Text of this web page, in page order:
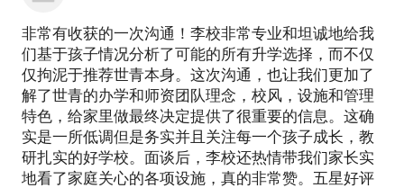
非常有收获的一次沟通！李校非常专业和坦诚地给我
们基于孩子情况分析了可能的所有升学选择，而不仅
仅拘泥于推荐世青本身。这次沟通，也让我们更加了
解了世青的办学和师资团队理念，校风，设施和管理
特色，给家里做最终决定提供了很重要的信息。这确
实是一所低调但是务实并且关注每一个孩子成长，教
研扎实的好学校。面谈后，李校还热情带我们家长实
地看了家庭关心的各项设施，真的非常赞。五星好评